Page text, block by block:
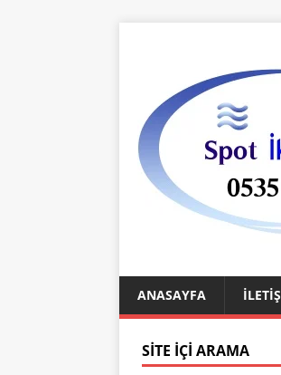
ANASAYFA
SITE İÇI ARAMA